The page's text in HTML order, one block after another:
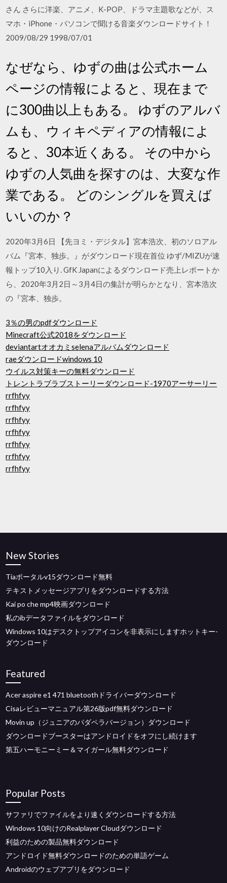
さん さらに洋楽、アニメ、K-POP、ドラマ主題歌などが、ス
マホ・iPhone・パソコンで聞ける音楽ダウンロードサイト！
2009/08/29 1998/07/01
なぜなら、ゆずの曲は公式ホーム
ページの情報によると、現在まで
に300曲以上もある。 ゆずのアルバ
ムも、ウィキペディアの情報によ
ると、30本近くある。 その中から
ゆずの人気曲を探すのは、大変な作
業である。 どのシングルを買えば
いいのか？
2020年3月6日 【先ヨミ・デジタル】宮本浩次、初のソロアル
バム『宮本、独歩。』がダウンロード現在首位 ゆず/MIZUが速
報トップ10入り. GfK Japanによるダウンロード売上レポートか
ら、2020年3月2日～3月4日の集計が明らかとなり、宮本浩次
の『宮本、独歩。
3％の男のpdfダウンロード
Minecraft公式2018をダウンロード
deviantartオオカミselenaアルバムダウンロード
raeダウンロードwindows 10
ウイルス対策キーの無料ダウンロード
トレントラブラブストーリーダウンロード-1970アーサーリー
rrfhfyy
rrfhfyy
rrfhfyy
rrfhfyy
rrfhfyy
rrfhfyy
rrfhfyy
New Stories
Tiaポータルv15ダウンロード無料
テキストメッセージアプリをダウンロードする方法
Kai po che mp4映画ダウンロード
私のibデータファイルをダウンロード
Windows 10はデスクトップアイコンを非表示にしますホットキー-
ダウンロード
Featured
Acer aspire e1 471 bluetoothドライバーダウンロード
Cisaレビューマニュアル第26版pdf無料ダウンロード
Movin up（ジュニアのパダペラバージョン）ダウンロード
ダウンロードブースターはアンドロイドをオフにし続けます
第五ハーモニーミー＆マイガール無料ダウンロード
Popular Posts
サファリでファイルをより速くダウンロードする方法
Windows 10向けのRealplayer Cloudダウンロード
利益のための製品無料ダウンロード
アンドロイド無料ダウンロードのための単語ゲーム
Androidのウェブアプリをダウンロード